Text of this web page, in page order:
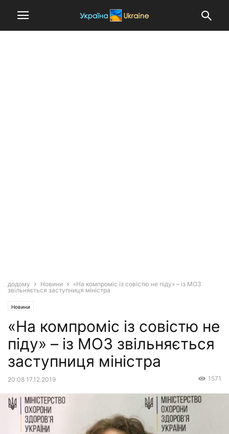
додому Новини
«На компроміс із совістю не піду» – із МОЗ
звільняється заступниця міністра
Новини
«На компроміс із совістю не
піду» – із МОЗ звільняється
заступниця міністра
20:08 17.12.2019 1571